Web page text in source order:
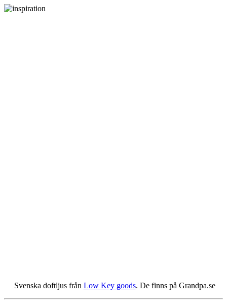
Svenska doftljus från Low Key goods. De finns på Grandpa.se